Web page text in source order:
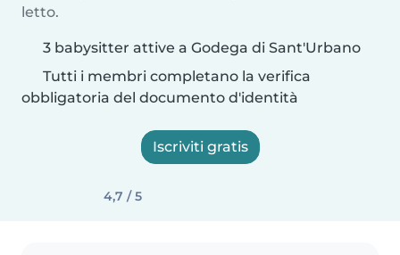
letto.
3 babysitter attive a Godega di Sant'Urbano
Tutti i membri completano la verifica
obbligatoria del documento d'identità
Iscriviti gratis
4,7 / 5